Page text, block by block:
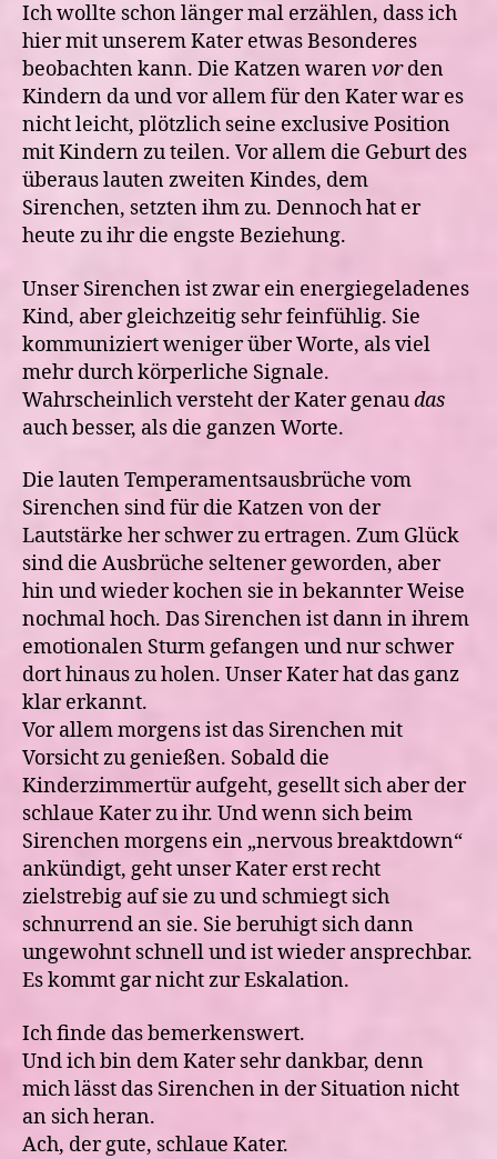
Ich wollte schon länger mal erzählen, dass ich
hier mit unserem Kater etwas Besonderes
beobachten kann. Die Katzen warenvorden
Kindern da und vor allem für den Kater war es
nicht leicht, plötzlich seine exclusive Position
mit Kindern zu teilen. Vor allem die Geburt des
überaus lauten zweiten Kindes, dem
Sirenchen, setzten ihm zu. Dennoch hat er
heute zu ihr die engste Beziehung.
Unser Sirenchen ist zwar ein energiegeladenes
Kind, aber gleichzeitig sehr feinfühlig. Sie
kommuniziert weniger über Worte, als viel
mehr durch körperliche Signale.
Wahrscheinlich versteht der Kater genaudas
auch besser, als die ganzen Worte.
Die lauten Temperamentsausbrüche vom
Sirenchen sind für die Katzen von der
Lautstärke her schwer zu ertragen. Zum Glück
sind die Ausbrüche seltener geworden, aber
hin und wieder kochen sie in bekannter Weise
nochmal hoch. Das Sirenchen ist dann in ihrem
emotionalen Sturm gefangen und nur schwer
dort hinaus zu holen. Unser Kater hat das ganz
klar erkannt.
Vor allem morgens ist das Sirenchen mit
Vorsicht zu genießen. Sobald die
Kinderzimmertür aufgeht, gesellt sich aber der
schlaue Kater zu ihr. Und wenn sich beim
Sirenchen morgens ein „nervous breaktdown“
ankündigt, geht unser Kater erst recht
zielstrebig auf sie zu und schmiegt sich
schnurrend an sie. Sie beruhigt sich dann
ungewohnt schnell und ist wieder ansprechbar.
Es kommt gar nicht zur Eskalation.
Ich finde das bemerkenswert.
Und ich bin dem Kater sehr dankbar, denn
mich lässt das Sirenchen in der Situation nicht
an sich heran.
Ach, der gute, schlaue Kater.